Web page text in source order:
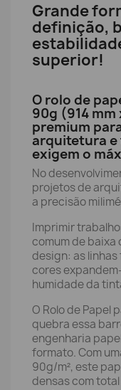
Grande
definição,
superior!
O rolo de
90g (914
premium
arquitetura
exigem o
No
projetos de
a precisão
Imprimir
comum de
design: as
cores
humidade da
O Rolo de Papel
quebra essa
engenharia
formato. Com
90g/m², este
densas com